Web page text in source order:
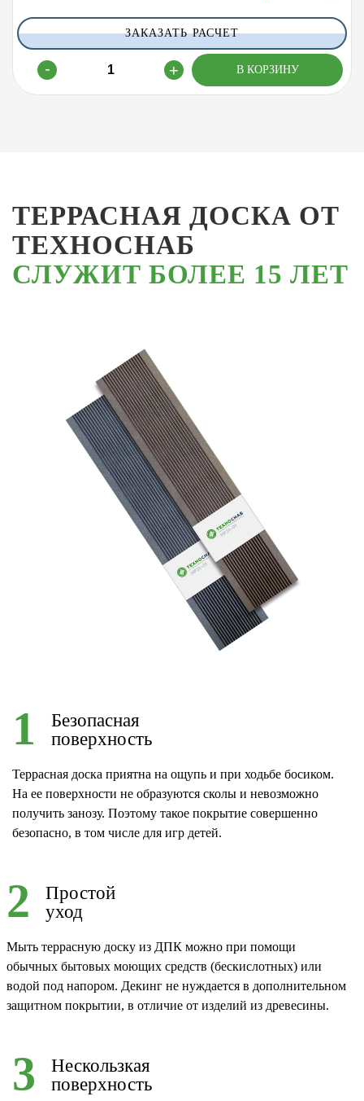
ЗАКАЗАТЬ РАСЧЕТ
ТЕРРАСНАЯ ДОСКА ОТ
ТЕХНОСНАБ
СЛУЖИТ БОЛЕЕ 15 ЛЕТ
1
Безопасная
поверхность
Террасная доска приятна на ощупь и при ходьбе босиком.
На ее поверхности не образуются сколы и невозможно
получить занозу. Поэтому такое покрытие совершенно
безопасно, в том числе для игр детей.
2
Простой
уход
Мыть террасную доску из ДПК можно при помощи
обычных бытовых моющих средств (бескислотных) или
водой под напором. Декинг не нуждается в дополнительном
защитном покрытии, в отличие от изделий из древесины.
3
Нескользкая
поверхность